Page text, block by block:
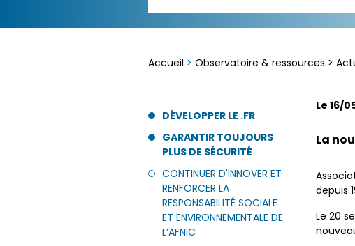
Accueil > Observatoire & ressources >
DÉVELOPPER LE .FR
GARANTIR TOUJOURS
PLUS DE SÉCURITÉ
CONTINUER D'INNOVER ET
RENFORCER LA
RESPONSABILITÉ SOCIALE
ET ENVIRONNEMENTALE DE
L’AFNIC
Le 16/
La
depuis
Le 20